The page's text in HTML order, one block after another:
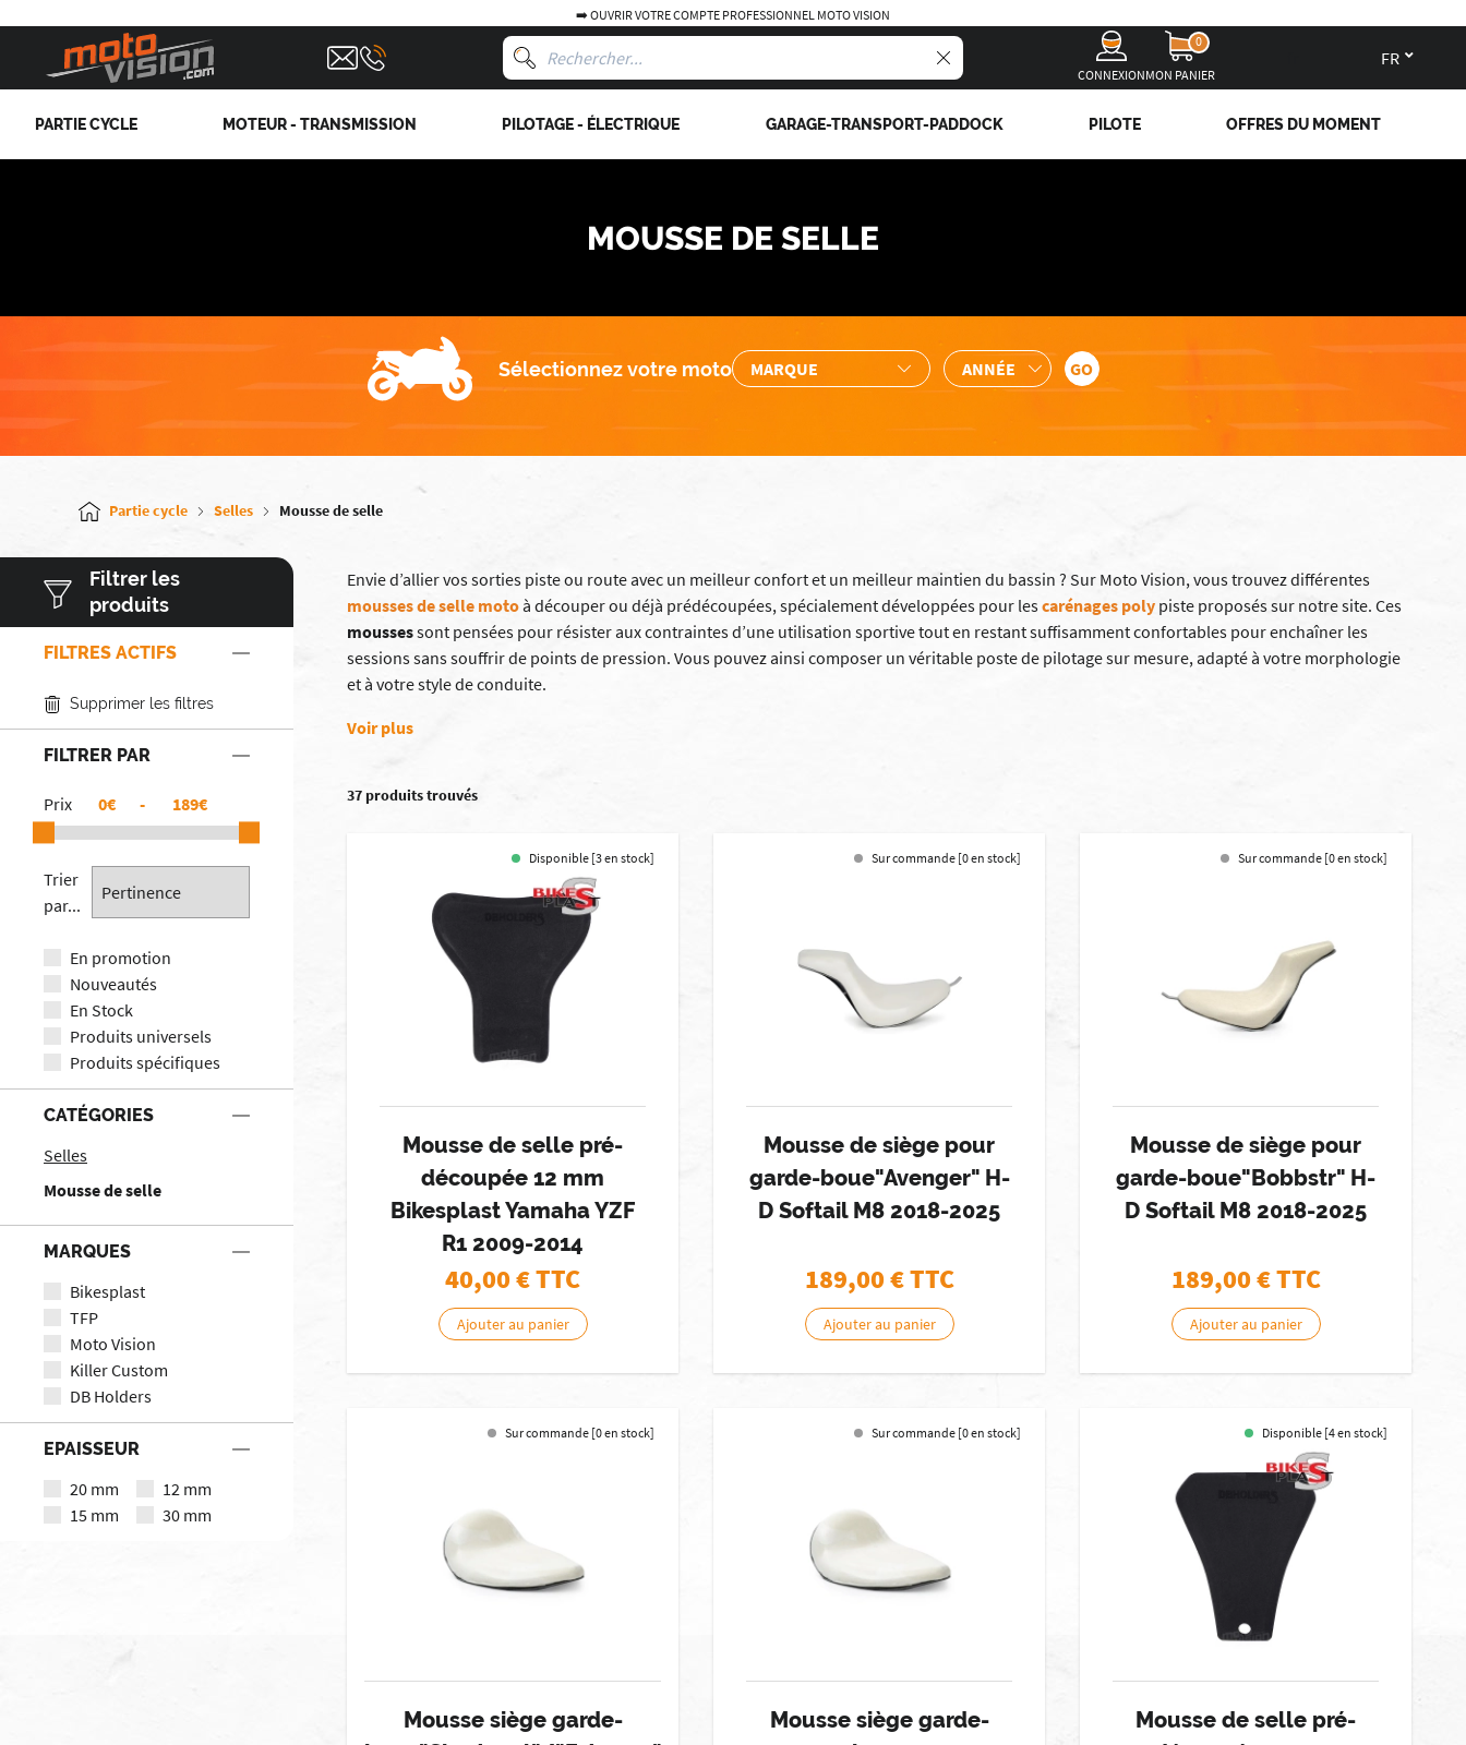
➡️ OUVRIR VOTRE COMPTE PROFESSIONNEL MOTO VISION
CONNEXION
0
MON PANIER
PARTIE CYCLE MOTEUR - TRANSMISSION PILOTAGE - ÉLECTRIQUE GARAGE-TRANSPORT-PADDOCK PILOTE OFFRES DU MOMENT
MOUSSE DE SELLE
Sélectionnez votre moto
Partie cycle Selles Mousse de selle
Filtrer les
produits
FILTRES ACTIFS
Supprimer les filtres
FILTRER PAR
Prix € - €
Trier
par...
En promotion
Nouveautés
En Stock
Produits universels
Produits spécifiques
CATÉGORIES
Selles
Mousse de selle
MARQUES
Bikesplast
TFP
Moto Vision
Killer Custom
DB Holders
EPAISSEUR
20 mm
12 mm
15 mm
30 mm
Envie d’allier vos sorties piste ou route avec un meilleur confort et un meilleur maintien du bassin ? Sur Moto Vision, vous trouvez différentes
mousses de selle motoà découper ou déjà prédécoupées, spécialement développées pour lescarénages poly piste proposés sur notre site. Ces
moussessont pensées pour résister aux contraintes d’une utilisation sportive tout en restant suffisamment confortables pour enchaîner les
sessions sans souffrir de points de pression. Vous pouvez ainsi composer un véritable poste de pilotage sur mesure, adapté à votre morphologie
et à votre style de conduite.
Voir plus
37 produits trouvés
Disponible [3 en stock]
Mousse de selle pré-
découpée 12 mm
Bikesplast Yamaha YZF
R1 2009-2014
40,00€ TTC
Ajouter au panier
Sur commande [0 en stock]
Mousse de siège pour
garde-boue"Avenger" H-
D Softail M8 2018-2025
189,00€ TTC
Ajouter au panier
Sur commande [0 en stock]
Mousse de siège pour
garde-boue"Bobbstr" H-
D Softail M8 2018-2025
189,00€ TTC
Ajouter au panier
Sur commande [0 en stock]
Mousse siège garde-
Sur commande [0 en stock]
Mousse siège garde-
Disponible [4 en stock]
Mousse de selle pré-